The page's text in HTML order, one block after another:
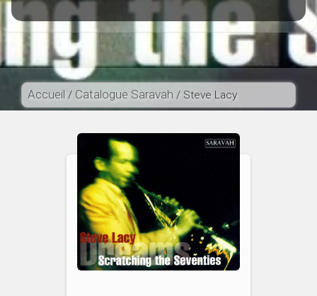
Accueil / Catalogue Saravah / Steve Lacy